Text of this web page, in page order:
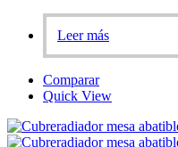
Leer más
Comparar
Quick View